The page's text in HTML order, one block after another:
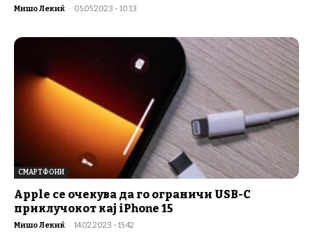
Мишо Лекиќ - 05.05.2023 - 10:13
СМАРТФОНИ
Apple се очекува да го ограничи USB-C
приклучокот кај iPhone 15
Мишо Лекиќ - 14.02.2023 - 15:42